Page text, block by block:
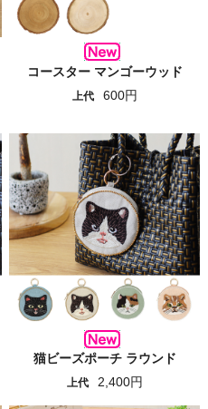
コースター マンゴーウッド
上代 600円
猫ビーズポーチ ラウンド
上代 2,400円